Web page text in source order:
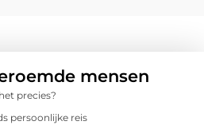
mensen
precies?
persoonlijke reis